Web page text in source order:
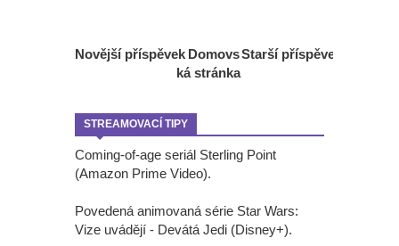
Novější příspěvek Starší příspěvek
Domovs
ká stránka
STREAMOVACÍ TIPY
Coming-of-age seriál Sterling Point
(Amazon Prime Video).
Povedená animovaná série Star Wars:
Vize uvádějí - Devátá Jedi (Disney+).